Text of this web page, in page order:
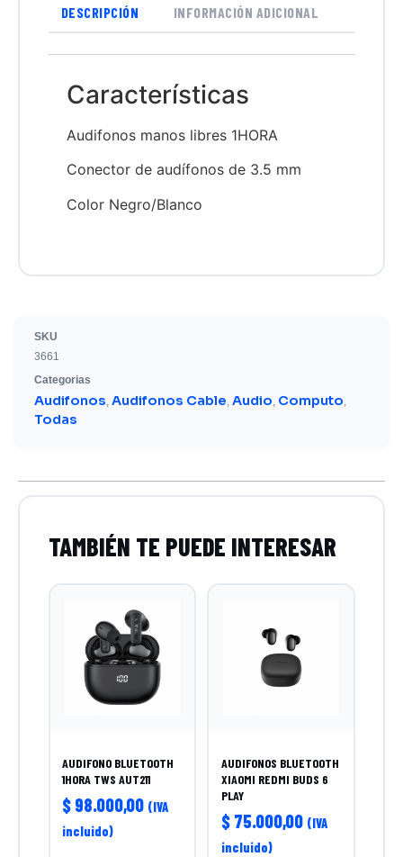
DESCRIPCIÓN INFORMACIÓN ADICIONAL
Características
Audifonos manos libres 1HORA
Conector de audífonos de 3.5 mm
Color Negro/Blanco
SKU
3661
Categorias
Audifonos Audifonos Cable Audio Computo
Todas
AUDIFONO BLUETOOTH
1HORA TWS AUT211
$ 98.000,00 (IVA
incluido)
AUDIFONOS BLUETOOTH
XIAOMI REDMI BUDS 6
PLAY
$75.000,00 (IVA
incluido)